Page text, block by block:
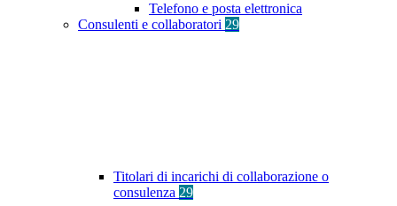
Telefono e posta elettronica
Consulenti e collaboratori 29
Titolari di incarichi di collaborazione o
consulenza 29